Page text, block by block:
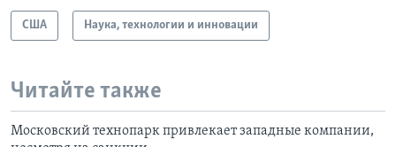
США Наука, технологии и инновации
Читайте также
Московский технопарк привлекает западные компании,